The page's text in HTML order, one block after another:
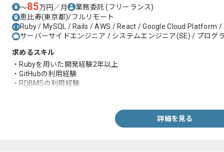
〜85万円／月 業務委託(フリーランス)
恵比寿(東京都)/フルリモート
Ruby / MySQL / Rails / AWS / React / Google Cloud Platform
サーバーサイドエンジニア / システムエンジニア(SE) / プログ
求めるスキル
・Rubyを用いた開発経験2年以上
・GitHubの利用経験
・RDBMSの利用経験
詳細を見る